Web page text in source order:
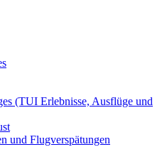
(TUI Erlebnisse, Ausflüge und
und Flugverspätungen